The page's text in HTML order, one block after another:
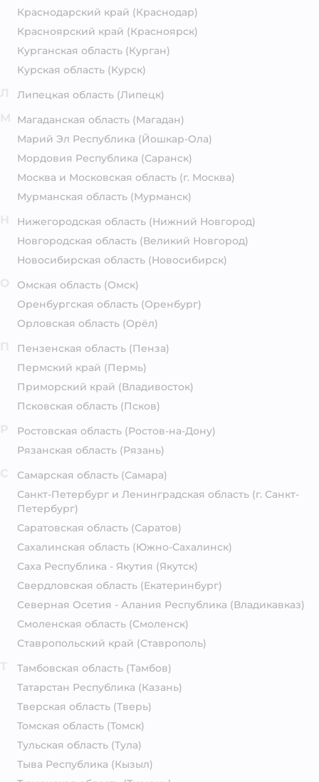
Краснодарский край (Краснодар)
Красноярский край (Красноярск)
Курганская область (Курган)
Курская область (Курск)
Липецкая область (Липецк)
Магаданская область (Магадан)
Марий Эл Республика (Йошкар-Ола)
Мордовия Республика (Саранск)
Москва и Московская область (г. Москва)
Мурманская область (Мурманск)
Нижегородская область (Нижний Новгород)
Новгородская область (Великий Новгород)
Новосибирская область (Новосибирск)
Омская область (Омск)
Оренбургская область (Оренбург)
Орловская область (Орёл)
Пензенская область (Пенза)
Пермский край (Пермь)
Приморский край (Владивосток)
Псковская область (Псков)
Ростовская область (Ростов-на-Дону)
Рязанская область (Рязань)
Самарская область (Самара)
Санкт-Петербург и Ленинградская область (г. Санкт-
Петербург)
Саратовская область (Саратов)
Сахалинская область (Южно-Сахалинск)
Саха Республика - Якутия (Якутск)
Свердловская область (Екатеринбург)
Северная Осетия - Алания Республика (Владикавказ)
Смоленская область (Смоленск)
Ставропольский край (Ставрополь)
Тамбовская область (Тамбов)
Татарстан Республика (Казань)
Тверская область (Тверь)
Томская область (Томск)
Тульская область (Тула)
Тыва Республика (Кызыл)